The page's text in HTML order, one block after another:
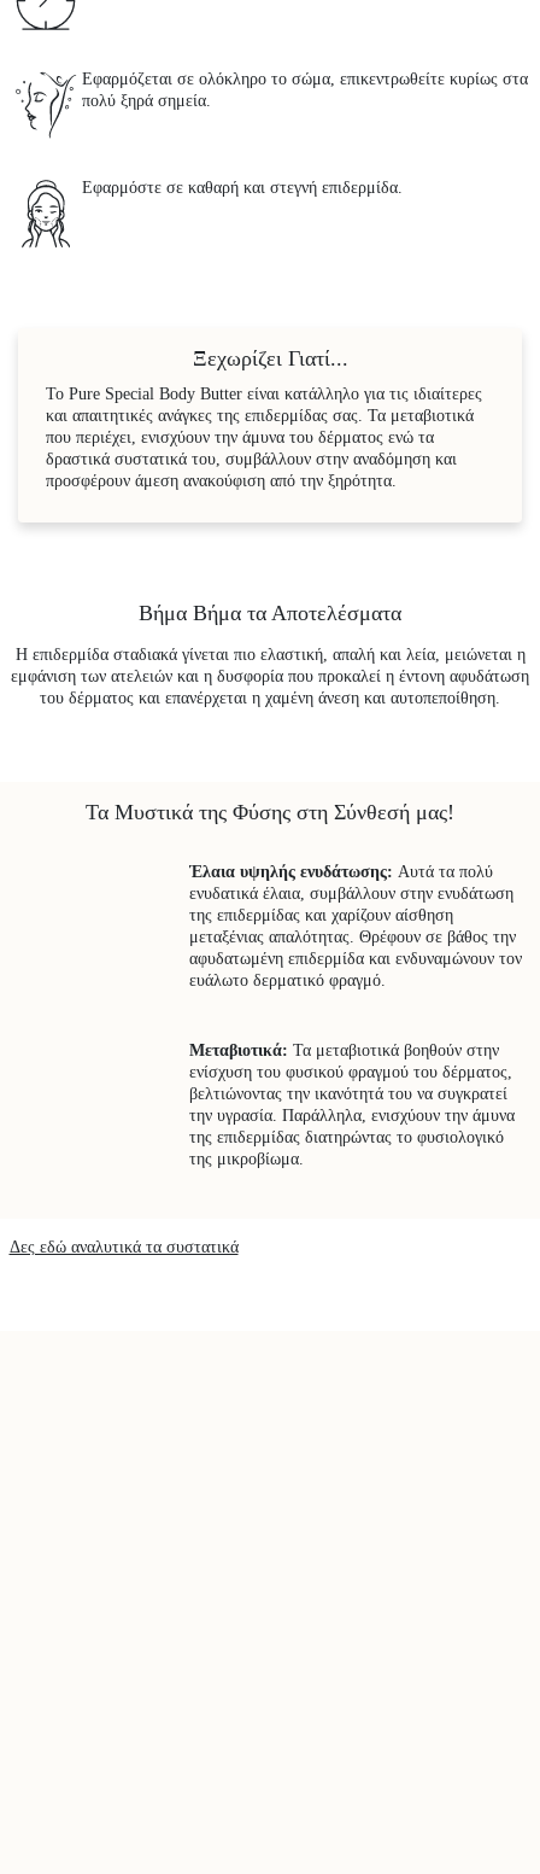
Εφαρμόζεται σε ολόκληρο το σώμα, επικεντρωθείτε κυρίως στα
πολύ ξηρά σημεία.
Εφαρμόστε σε καθαρή και στεγνή επιδερμίδα.
Ξεχωρίζει Γιατί...
Το Pure Special Body Butter είναι κατάλληλο για τις ιδιαίτερες
και απαιτητικές ανάγκες της επιδερμίδας σας. Τα μεταβιοτικά
που περιέχει, ενισχύουν την άμυνα του δέρματος ενώ τα
δραστικά συστατικά του, συμβάλλουν στην αναδόμηση και
προσφέρουν άμεση ανακούφιση από την ξηρότητα.
Βήμα Βήμα τα Αποτελέσματα
Η επιδερμίδα σταδιακά γίνεται πιο ελαστική, απαλή και λεία, μειώνεται η
εμφάνιση των ατελειών και η δυσφορία που προκαλεί η έντονη αφυδάτωση
του δέρματος και επανέρχεται η χαμένη άνεση και αυτοπεποίθηση.
Τα Μυστικά της Φύσης στη Σύνθεσή μας!
Έλαια υψηλής ενυδάτωσης: Αυτά τα πολύ
ενυδατικά έλαια, συμβάλλουν στην ενυδάτωση
της επιδερμίδας και χαρίζουν αίσθηση
μεταξένιας απαλότητας. Θρέφουν σε βάθος την
αφυδατωμένη επιδερμίδα και ενδυναμώνουν τον
ευάλωτο δερματικό φραγμό.
Μεταβιοτικά: Τα μεταβιοτικά βοηθούν στην
ενίσχυση του φυσικού φραγμού του δέρματος,
βελτιώνοντας την ικανότητά του να συγκρατεί
την υγρασία. Παράλληλα, ενισχύουν την άμυνα
της επιδερμίδας διατηρώντας το φυσιολογικό
της μικροβίωμα.
Δες εδώ αναλυτικά τα συστατικά